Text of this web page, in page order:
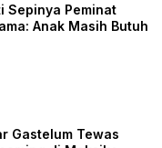
Sepinya Peminat
Anak Masih Butuh
Gastelum Tewas